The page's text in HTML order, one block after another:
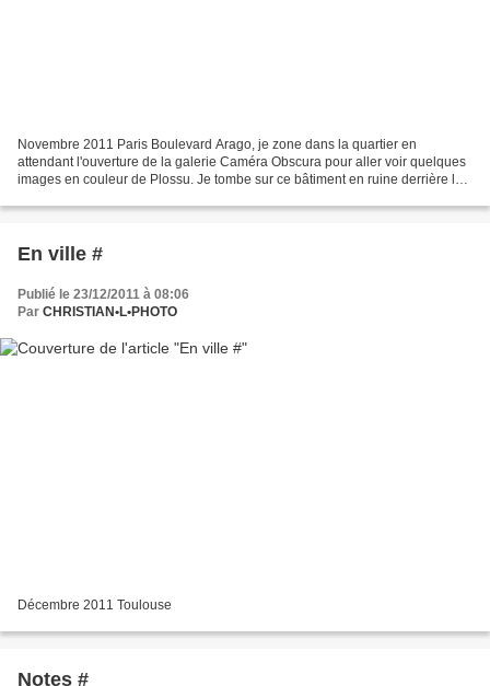
Novembre 2011 Paris Boulevard Arago, je zone dans la quartier en
attendant l'ouverture de la galerie Caméra Obscura pour aller voir quelques
images en couleur de Plossu. Je tombe sur ce bâtiment en ruine derrière le
En ville #
Publié le 23/12/2011 à 08:06
Par CHRISTIAN•L•PHOTO
Décembre 2011 Toulouse
Notes #